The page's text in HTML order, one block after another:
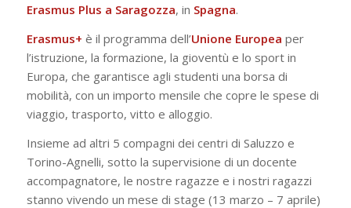
Erasmus Plus a Saragozza, in Spagna.
Erasmus+ è il programma dell’Unione Europea per
l’istruzione, la formazione, la gioventù e lo sport in
Europa, che garantisce agli studenti una borsa di
mobilità, con un importo mensile che copre le spese di
viaggio, trasporto, vitto e alloggio.
Insieme ad altri 5 compagni dei centri di Saluzzo e
Torino-Agnelli, sotto la supervisione di un docente
accompagnatore, le nostre ragazze e i nostri ragazzi
stanno vivendo un mese di stage (13 marzo – 7 aprile)